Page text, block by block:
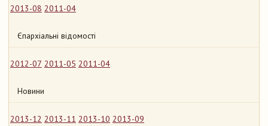
2013-08 2011-04
Єпархіальні відомості
2012-07 2011-05 2011-04
Новини
2013-12 2013-11 2013-10 2013-09